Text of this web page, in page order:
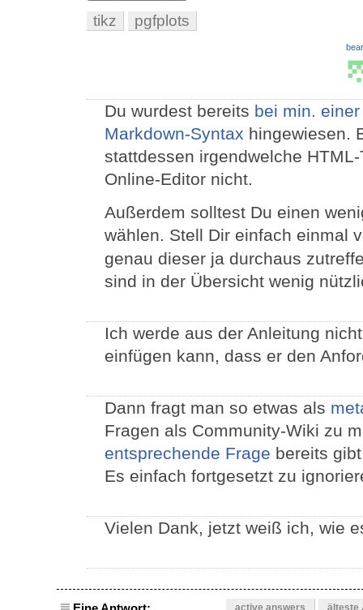
tikz pgfplots
Du wurdest bereits bei min.
Markdown-Syntax hingewiesen.
stattdessen irgendwelche
Online-Editor nicht.
Außerdem solltest Du einen
wählen. Stell Dir einfach einmal
genau dieser ja durchaus
sind in der Übersicht wenig
Ich werde aus der Anleitung
einfügen kann, dass er den
Dann fragt man so etwas als
Fragen als Community-Wiki zu
entsprechende Frage bereits
Es einfach fortgesetzt zu
Vielen Dank, jetzt weiß ich, wie